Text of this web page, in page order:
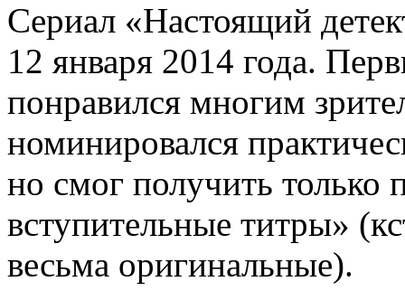
Сериал «Настоящий
12 января 2014 года.
понравился многим
номинировался
но смог получить
вступительные титры»
весьма оригинальные).